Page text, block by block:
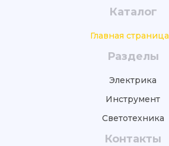
Каталог
Главная страница
Разделы
Электрика
Инструмент
Светотехника
Контакты